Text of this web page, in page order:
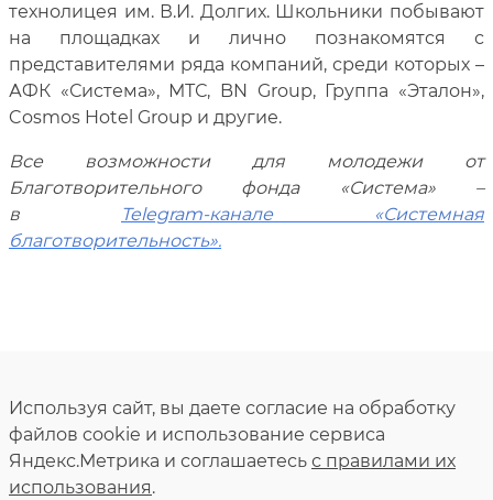
технолицея им. В.И. Долгих. Школьники побывают
на площадках и лично познакомятся с
представителями ряда компаний, среди которых –
АФК «Система», МТС,
BN Group, Группа «Эталон»,
Cosmos Hotel Group и другие.
Все возможности для молодежи от
Благотворительного фонда «Система» –
в
Telegram-канале «Системная
благотворительность».
Используя сайт, вы даете согласие на обработку
файлов cookie и использование сервиса
Яндекс.Метрика и соглашаетесь с правилами их
использования.